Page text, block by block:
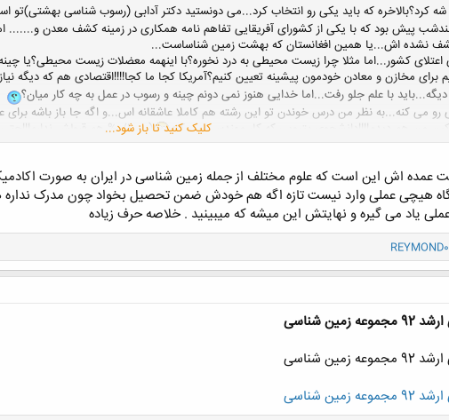
که باید یکی رو انتخاب کرد...می دونستید دکتر آدابی (رسوب شناسی بهشتی)تو
پیش بود که با یکی از کشورای آفریقایی تفاهم نامه همکاری در زمینه کشف معدن
نشده اش...یا همین افغانستان که بهشت زمین شناساست...
اعتلای کشور...اما مثلا چرا زیست محیطی به درد نخوره؟با اینهمه معضلات زیست محیطی؟یا
مخازن و معادن خودمون پیشینه تعیین کنیم؟آمریکا کجا ما کجا!!!!اقتصادی هم که دیگه
با علم جلو رفت...اما خدایی هنوز نمی دونم چینه و رسوب در عمل به چه کار میان؟
می کنه...به نظر من درس خوندن تو این رشته هم کاملا عاشقانه اس...و اگه جا باز باشه برای
کین من هم دیدم!!!!دانشجوی پترویی که کار مهندسی می کنه
(من 0/1% هم قبولشکلیک کنید تا باز شود...
عمده اش این است که علوم مختلف از جمله زمین شناسی در ایران به صورت
هیچی عملی وارد نیست تازه اگه هم خودش ضمن تحصیل بخواد چون مدرک نداره
یاد می گیره و نهایتش این میشه که میبینید . خلاصه حرف زیاده
شناسی
شناسی
شناسی